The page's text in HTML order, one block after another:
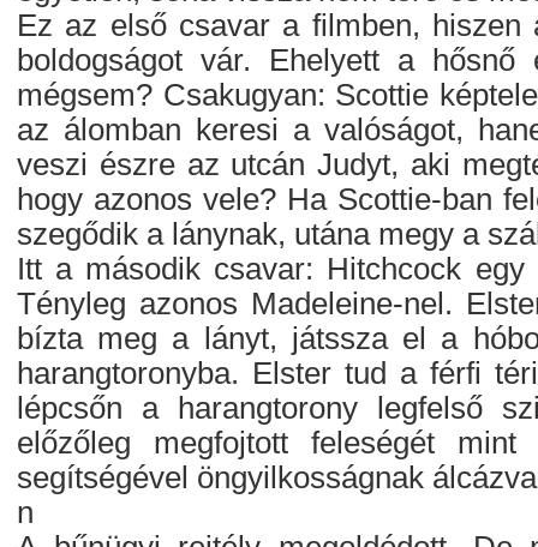
Ez az első csavar a filmben, hiszen
boldogságot vár. Ehelyett a
mégsem? Csakugyan: Scottie
az álomban keresi a valóságot,
veszi észre az utcán Judyt, aki
hogy azonos vele? Ha Scottie-ban
szegődik a lánynak, utána megy a
Itt a második csavar: Hitchcock egy
Tényleg azonos Madeleine-nel.
bízta meg a lányt, játssza el a
harangtoronyba. Elster tud a férfi
lépcsőn a harangtorony legfelső
előzőleg megfojtott feleségét
segítségével öngyilkosságnak
n